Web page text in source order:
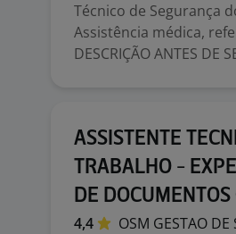
Técnico de Segurança
Assistência médica,
DESCRIÇÃO ANTES DE
ASSISTENTE
TRABALHO -
DE
4,4 OSM GESTAO